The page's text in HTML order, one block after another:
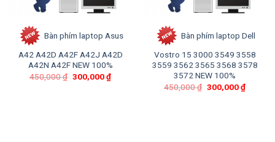
Bàn phím laptop Asus
A42 A42D A42F A42J A42D
A42N A42F NEW 100%
450,000₫ 300,000₫
Bàn phím laptop Dell
Vostro 15 3000 3549 3558
3559 3562 3565 3568 3578
3572 NEW 100%
450,000₫ 300,000₫